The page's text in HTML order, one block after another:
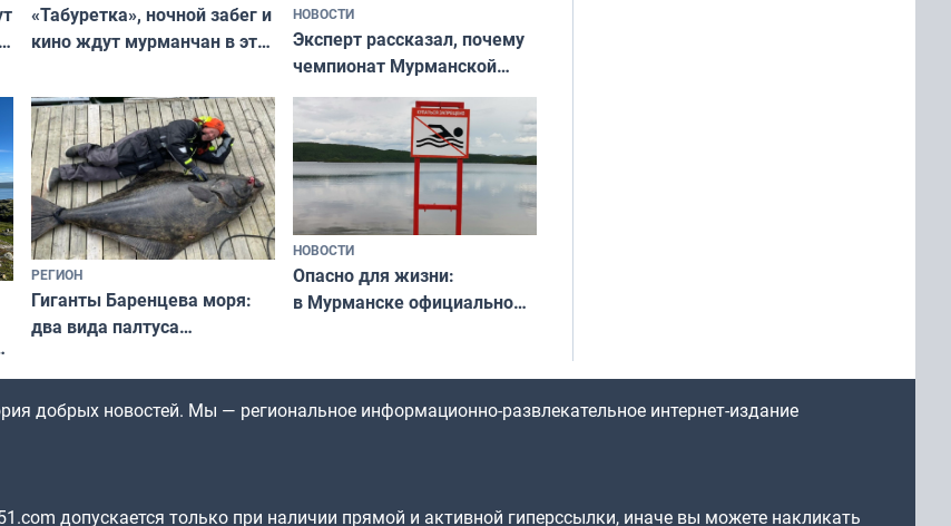
«Табуретка», ночной забег и
кино ждут мурманчан в эти
НОВОСТИ
Эксперт рассказал, почему
чемпионат Мурманской
области по футболу остался
незамеченным
РЕГИОН
Гиганты Баренцева моря:
два вида палтуса
НОВОСТИ
Опасно для жизни:
в Мурманске официально
добрых новостей. Мы — региональное информационно-развлекательное интернет-издание
допускается только при наличии прямой и активной гиперссылки, иначе вы можете накликать